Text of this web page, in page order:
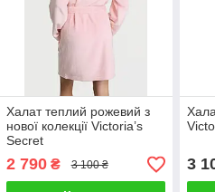
Халат теплий рожевий з
нової колекції Victoria’s
Secret
2 790₴ 3 100 ₴ 3